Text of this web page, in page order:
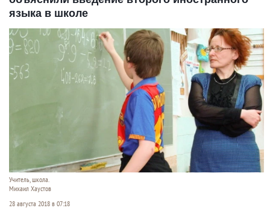
языка в школе
Учитель, школа.
Михаил Хаустов
28 августа 2018 в 07:18